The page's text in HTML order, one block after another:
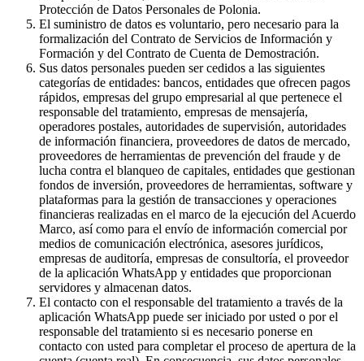
Protección de Datos Personales de Polonia.
El suministro de datos es voluntario, pero necesario para la
formalización del Contrato de Servicios de Información y
Formación y del Contrato de Cuenta de Demostración.
Sus datos personales pueden ser cedidos a las siguientes
categorías de entidades: bancos, entidades que ofrecen pagos
rápidos, empresas del grupo empresarial al que pertenece el
responsable del tratamiento, empresas de mensajería,
operadores postales, autoridades de supervisión, autoridades
de información financiera, proveedores de datos de mercado,
proveedores de herramientas de prevención del fraude y de
lucha contra el blanqueo de capitales, entidades que gestionan
fondos de inversión, proveedores de herramientas, software y
plataformas para la gestión de transacciones y operaciones
financieras realizadas en el marco de la ejecución del Acuerdo
Marco, así como para el envío de información comercial por
medios de comunicación electrónica, asesores jurídicos,
empresas de auditoría, empresas de consultoría, el proveedor
de la aplicación WhatsApp y entidades que proporcionan
servidores y almacenan datos.
El contacto con el responsable del tratamiento a través de la
aplicación WhatsApp puede ser iniciado por usted o por el
responsable del tratamiento si es necesario ponerse en
contacto con usted para completar el proceso de apertura de la